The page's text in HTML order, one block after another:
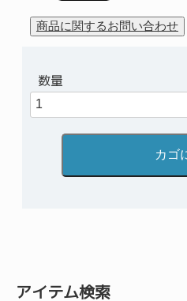
数量
アイテム検索